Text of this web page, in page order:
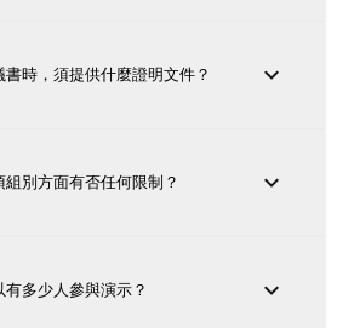
書時，須提供什麼證明文件？
組別方面有否任何限制？
有多少人參與演示？